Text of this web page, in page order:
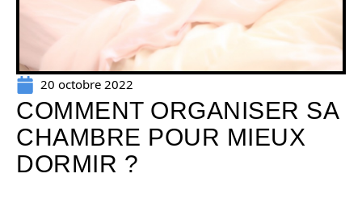
20 octobre 2022
COMMENT ORGANISER SA
CHAMBRE POUR MIEUX
DORMIR ?